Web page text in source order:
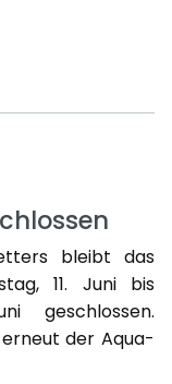
bleibt das
11. Juni bis
geschlossen.
der Aqua-